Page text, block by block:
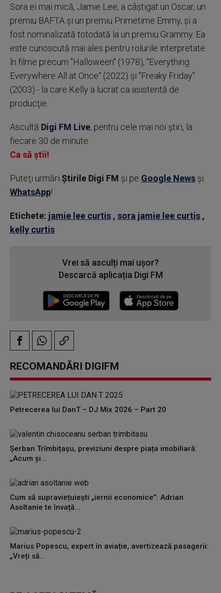
Sora ei mai mică, Jamie Lee, a câştigat un Oscar, un
premiu BAFTA şi un premiu Primetime Emmy, şi a
fost nominalizată totodată la un premiu Grammy. Ea
este cunoscută mai ales pentru rolurile interpretate
în filme precum "Halloween" (1978), "Everything
Everywhere All at Once" (2022) şi "Freaky Friday"
(2003) - la care Kelly a lucrat ca asistentă de
producţie.
Ascultă Digi FM Live, pentru cele mai noi știri, la
fiecare 30 de minute.
Ca să știi!
Puteţi urmări Știrile Digi FM şi pe Google News şi
WhatsApp!
Etichete: jamie lee curtis , sora jamie lee curtis ,
kelly curtis
Vrei să asculți mai ușor?
Descarcă aplicația Digi FM
RECOMANDĂRI DIGIFM
Petrecerea lui DanT – DJ Mix 2026 – Part 20
Șerban Trîmbițașu, previziuni despre piața imobiliară:
„Acum și...
Cum să supraviețuiești „iernii economice”: Adrian
Asoltanie te învață...
Marius Popescu, expert în aviație, avertizează pasagerii:
„Vreți să...